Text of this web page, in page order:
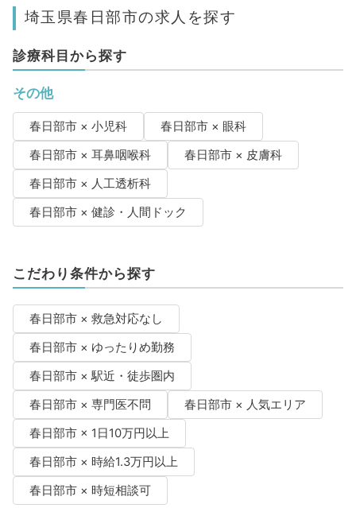
埼玉県春日部市の求人を探す
診療科目から探す
その他
春日部市 × 小児科
春日部市 × 眼科
春日部市 × 耳鼻咽喉科
春日部市 × 皮膚科
春日部市 × 人工透析科
春日部市 × 健診・人間ドック
こだわり条件から探す
春日部市 × 救急対応なし
春日部市 × ゆったりめ勤務
春日部市 × 駅近・徒歩圏内
春日部市 × 専門医不問
春日部市 × 人気エリア
春日部市 × 1日10万円以上
春日部市 × 時給1.3万円以上
春日部市 × 時短相談可